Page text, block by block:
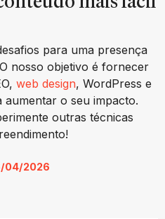
para uma presença
nosso objetivo é fornecer
web design, WordPress e
aumentar o seu impacto.
outras técnicas
04/2026